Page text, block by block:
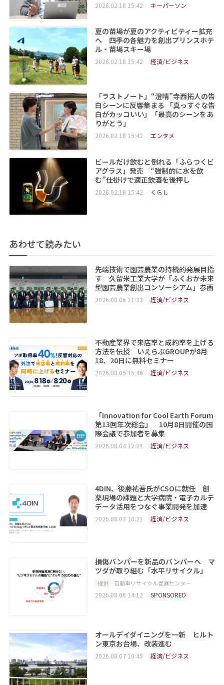
2026.02.18 15:42 キーパーソン
夏の苗場が夏のアクティビティー拡充
へ 四季の各魅力を創出プリンスホテ
ル・苗場スキー場
2026.02.18 15:42 経済/ビジネス
「ラストノート」“澄晴”寺西拓人の告
白シーンに反響集まる 「真っすぐな告
白がカッコいい」「最高のシーンをあ
りがとう」
2026.02.18 15:42 エンタメ
ビールだけ飲むと倒れる「ふらつくビ
アグラス」発売 “強制的に水を飲
む”仕掛けで適正飲酒を後押し
2026.02.18 15:42 くらし
あわせて読みたい
先端技術で園芸農業の持続的発展目指
す 久留米工業大学が「ふくおか未来
型園芸農業創出コンソーシアム」参画
2026.08.06 11:33 経済/ビジネス
不動産業界で来店率と成約率を上げる
方法を伝授 いえらぶGROUPが8月
18、20日に無料セミナー
2026.08.05 15:46 経済/ビジネス
「Innovation for Cool Earth Forum
第13回年次総会」 10月8日開催の国
際会議で参加者を募集
2026.08.04 12:21 経済/ビジネス
4DIN、後藤祐吾氏がCSOに就任 創
薬現場の課題と大学病院・電子カルテ
データ活用をつなぐ事業開発を加速
2026.08.03 10:21 経済/ビジネス
損傷バンパーを新品のバンパーへ マ
ツダが取り組む「水平リサイクル」
提供 自動車リサイクル促進センター
2026.08.06 14:12 SPONSORED
オールデイダイニングを一新 ヒルト
ン東京お台場、改装進む
2026.08.07 10:49 経済/ビジネス